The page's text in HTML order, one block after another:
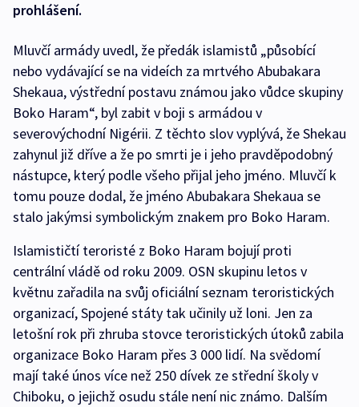
prohlášení.
Mluvčí armády uvedl, že předák islamistů „působící
nebo vydávající se na videích za mrtvého Abubakara
Shekaua, výstřední postavu známou jako vůdce skupiny
Boko Haram“, byl zabit v boji s armádou v
severovýchodní Nigérii. Z těchto slov vyplývá, že Shekau
zahynul již dříve a že po smrti je i jeho pravděpodobný
nástupce, který podle všeho přijal jeho jméno. Mluvčí k
tomu pouze dodal, že jméno Abubakara Shekaua se
stalo jakýmsi symbolickým znakem pro Boko Haram.
Islamističtí teroristé z Boko Haram bojují proti
centrální vládě od roku 2009. OSN skupinu letos v
květnu zařadila na svůj oficiální seznam teroristických
organizací, Spojené státy tak učinily už loni. Jen za
letošní rok při zhruba stovce teroristických útoků zabila
organizace Boko Haram přes 3 000 lidí. Na svědomí
mají také únos více než 250 dívek ze střední školy v
Chiboku, o jejichž osudu stále není nic známo. Dalším